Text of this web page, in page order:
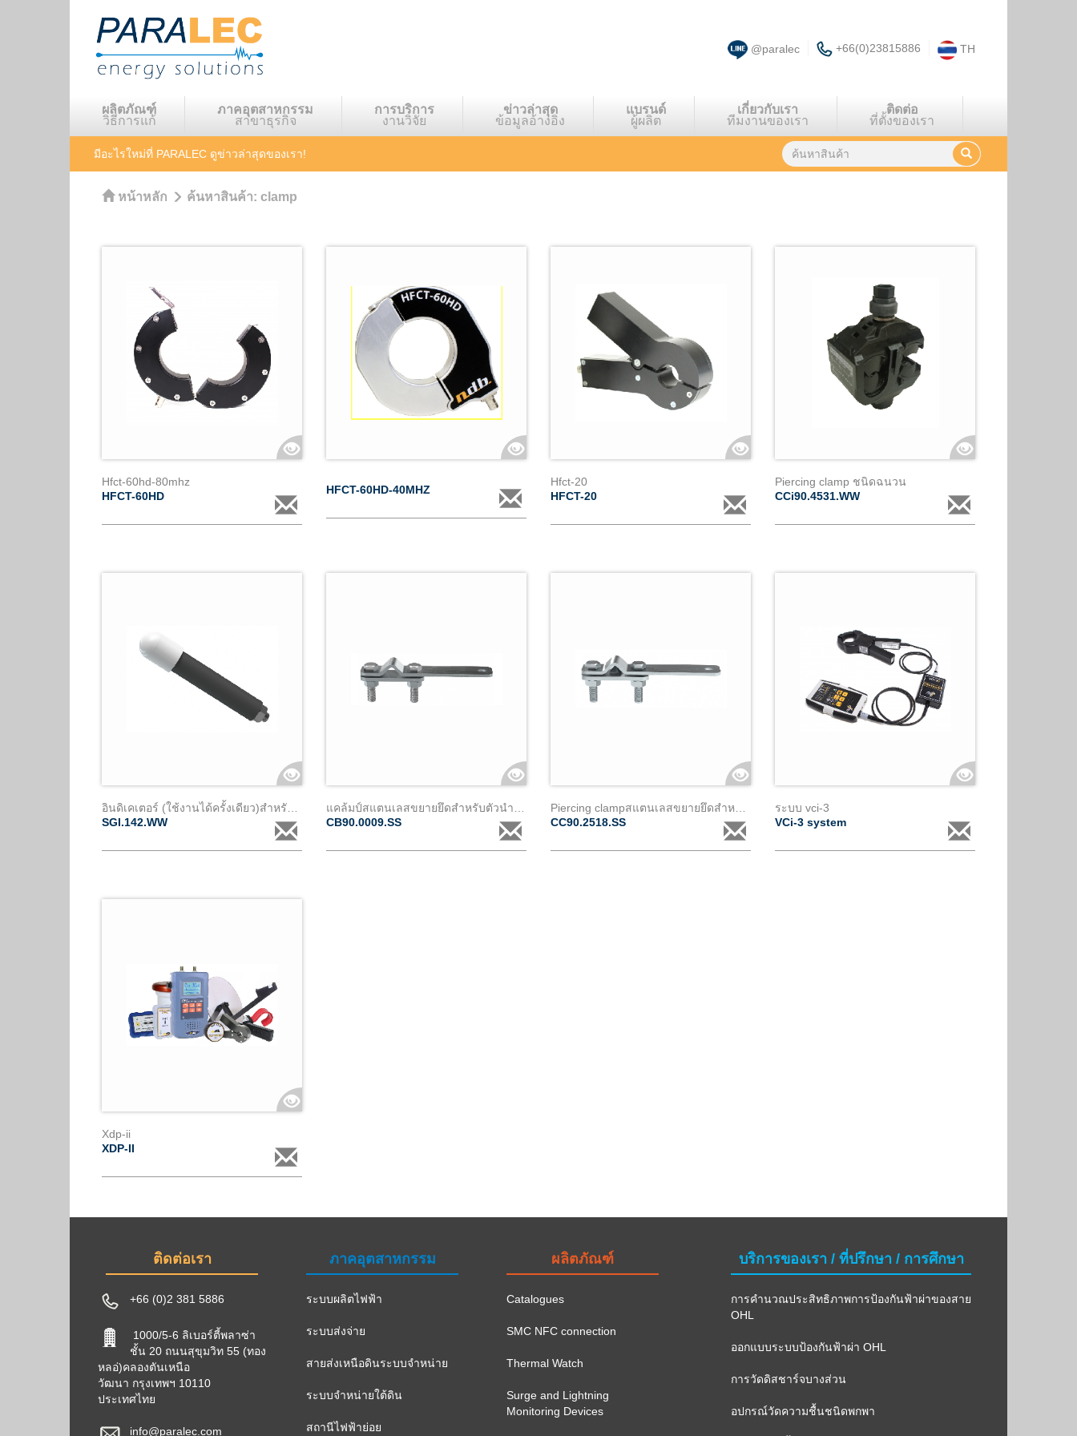
@paralec +66(0)23815886 TH
ผลิตภัณฑ์
วิธีการแก้
ภาคอุตสาหกรรม
สาขาธุรกิจ
การบริการ
งานวิจัย
ข่าวล่าสุด
ข้อมูลอ้างอิง
แบรนด์
ผู้ผลิต
เกี่ยวกับเรา
ทีมงานของเรา
ติดต่อ
ที่ตั้งของเรา
มีอะไรใหม่ที่ PARALEC ดูข่าวล่าสุดของเรา!
หน้าหลัก ค้นหาสินค้า: clamp
Hfct-60hd-80mhz
HFCT-60HD
HFCT-60HD-40MHZ
Hfct-20
HFCT-20
Piercing clamp ชนิดฉนวน
CCi90.4531.WW
SGI.142.WW
CB90.0009.SS
CC90.2518.SS
ระบบ vci-3
VCi-3 system
Xdp-ii
XDP-II
ติดต่อเรา
+66 (0)2 381 5886
1000/5-6 ลิเบอร์ตี้พลาซ่า
ชั้น 20 ถนนสุขุมวิท 55 (ทอง
หลอ่)คลองตันเหนือ
วัฒนา กรุงเทพฯ 10110
ประเทศไทย
info@paralec.com
ภาคอุตสาหกรรม
ระบบผลิตไฟฟ้า
ระบบส่งจ่าย
สายส่งเหนือดินระบบจำหน่าย
ระบบจำหน่ายใต้ดิน
สถานีไฟฟ้าย่อย
ผลิตภัณฑ์
Catalogues
SMC NFC connection
Thermal Watch
Surge and Lightning
Monitoring Devices
บริการของเรา / ที่ปรึกษา / การศึกษา
การคำนวณประสิทธิภาพการป้องกันฟ้าผ่าของสาย
OHL
ออกแบบระบบป้องกันฟ้าผ่า OHL
การวัดดิสชาร์จบางส่วน
อปกรณ์วัดความชื้นชนิดพกพา